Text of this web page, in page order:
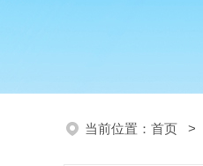
当前位置： 首页 >